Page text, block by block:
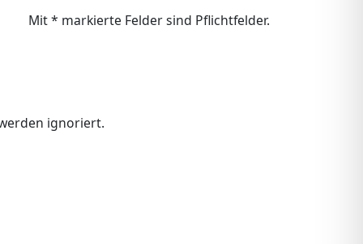
Mit * markierte Felder sind Pflichtfelder.
ignoriert.